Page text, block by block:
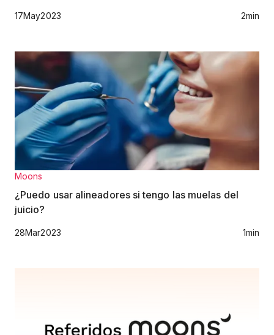
17May2023 2min
Moons
¿Puedo usar alineadores si tengo las muelas del
juicio?
28Mar2023 1min